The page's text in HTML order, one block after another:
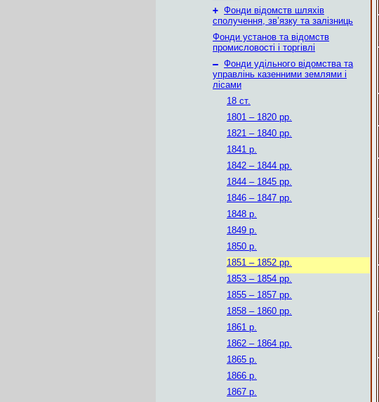
+ Фонди відомств шляхів
сполучення, зв’язку та залізниць
Фонди установ та відомств
промисловості і торгівлі
– Фонди удільного відомства та
управлінь казенними землями і
лісами
18 ст.
1801 – 1820 рр.
1821 – 1840 рр.
1841 р.
1842 – 1844 рр.
1844 – 1845 рр.
1846 – 1847 рр.
1848 р.
1849 р.
1850 р.
1851 – 1852 рр.
1853 – 1854 рр.
1855 – 1857 рр.
1858 – 1860 рр.
1861 р.
1862 – 1864 рр.
1865 р.
1866 р.
1867 р.